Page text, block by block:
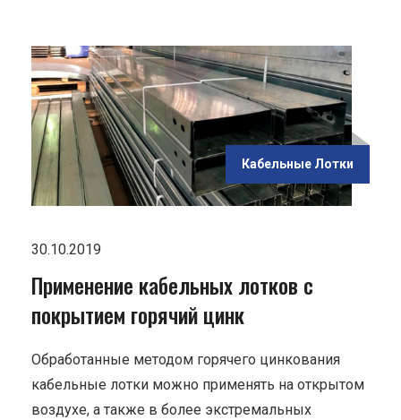
Кабельные Лотки
30.10.2019
Применение кабельных лотков с
покрытием горячий цинк
Обработанные методом горячего цинкования
кабельные лотки можно применять на открытом
воздухе, а также в более экстремальных